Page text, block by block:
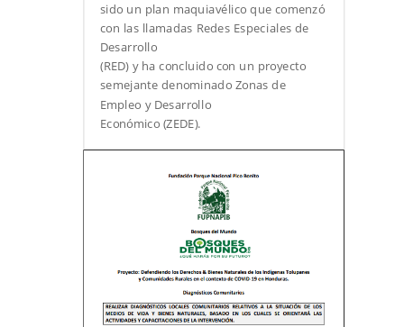
sido un plan maquiavélico que comenzó
con las llamadas Redes Especiales de
Desarrollo
(RED) y ha concluido con un proyecto
semejante denominado Zonas de
Empleo y Desarrollo
Económico (ZEDE).